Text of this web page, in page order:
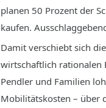
planen 50 Prozent der
kaufen.
Damit verschiebt sich
wirtschaftlich rationalen
Pendler und Familien
Mobilitätskosten – über